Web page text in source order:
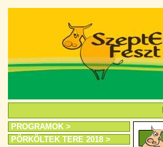
PROGRAMOK >
PÖRKÖLTEK TERE 2018 >